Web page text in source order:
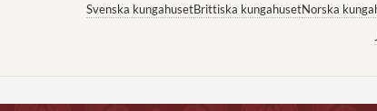
Svenska kungahusetBrittiska kungahusetNorska